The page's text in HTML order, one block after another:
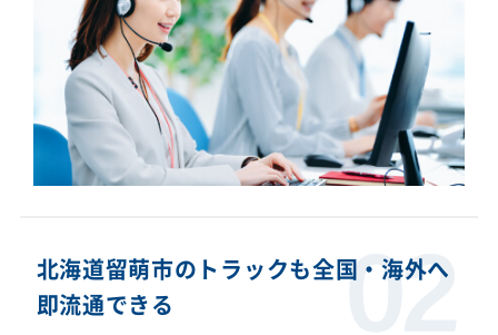
北海道留萌市のトラックも全国・海外へ
即流通できる